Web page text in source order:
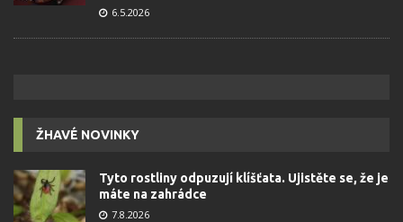
6.5.2026
ŽHAVÉ NOVINKY
Tyto rostliny odpuzují klíšťata. Ujistěte se, že je
máte na zahrádce
7.8.2026